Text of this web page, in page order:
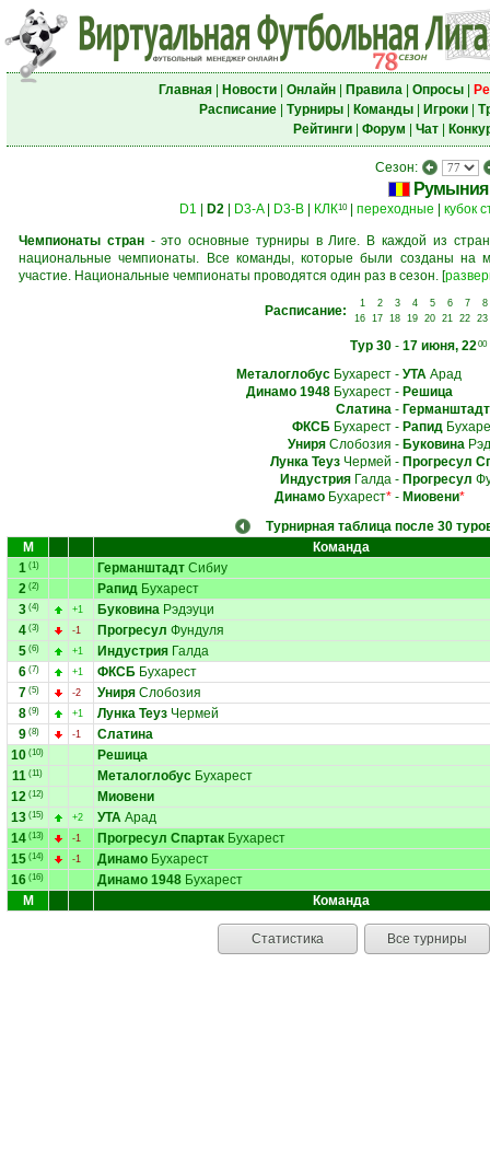
Главная| Новости| Онлайн| Правила| Опросы|
Расписание| Турниры| Команды| Игроки|
Рейтинги| Форум Чат|
Сезон:
Румыния
D1 D2 D3-A| D3-B КЛК10| переходные кубок
Чемпионаты стран- это основные турниры в Лиге. В каждой из
национальные чемпионаты. Все команды, которые были созданы на
участие. Национальные чемпионаты проводятся один раз в сезон. [
Расписание: 1 2 3 4 5 6 7
8
16
17 18 19 20 21 22 23
Тур 30- 17 июня, 2200
МеталоглобусБухарест- УТААрад
Динамо 1948Бухарест- Решица
Слатина- Германштадт
ФКСББухарест- Рапид
УниряСлобозия - Буковина
Лунка ТеузЧермей - Прогресул
ИндустрияГалда- Прогресул
ДинамоБухарест*- Миовени*
Турнирная таблица после 30
М
Команда
1 (1) Германштадт Сибиу
2 (2) Рапид Бухарест
3 (4) +1 Буковина Рэдэуци
4 (3) -1 Прогресул Фундуля
5 (6) +1 Индустрия Галда
6 (7) +1 ФКСБ Бухарест
7 (5) -2 Униря Слобозия
8 (9) +1 Лунка Теуз Чермей
9 (8) -1
Слатина
10 (10)
Решица
11 (11) Металоглобус Бухарест
12 (12)
Миовени
13 (15) +2 УТА Арад
14 (13) -1 Прогресул Спартак Бухарест
15 (14) -1 Динамо Бухарест
16 (16) Динамо 1948 Бухарест
М
Команда
Статистика Все турниры